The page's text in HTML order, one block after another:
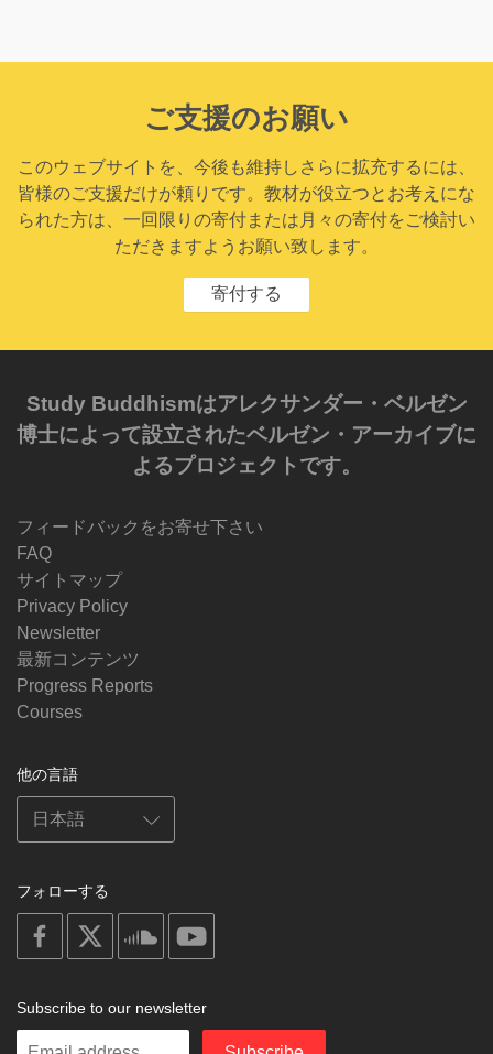
ご支援のお願い
このウェブサイトを、今後も維持しさらに拡充するには、
皆様のご支援だけが頼りです。教材が役立つとお考えにな
られた方は、一回限りの寄付または月々の寄付をご検討い
ただきますようお願い致します。
寄付する
Study Buddhismはアレクサンダー・ベルゼン
博士によって設立されたベルゼン・アーカイブに
よるプロジェクトです。
フィードバックをお寄せ下さい
FAQ
サイトマップ
Privacy Policy
Newsletter
最新コンテンツ
Progress Reports
Courses
他の言語
フォローする
on
facebook
soundcloud
Subscribe to our newsletter
Enter